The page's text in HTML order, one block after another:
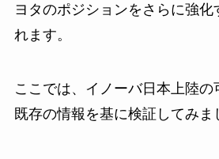
ヨタのポジションをさらに強化
れます。
ここでは、イノーバ日本上陸の
既存の情報を基に検証してみま